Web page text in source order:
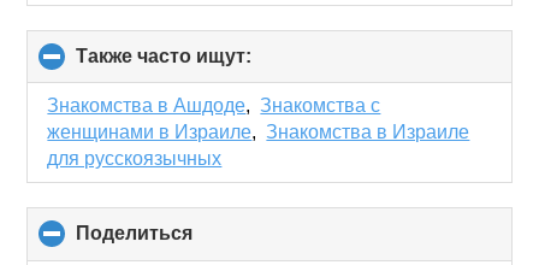
Также часто ищут:
to
collapse
contents
Знакомства в Ашдоде,Знакомства с
женщинами в Израиле,Знакомства в Израиле
для русскоязычных
Поделиться
to